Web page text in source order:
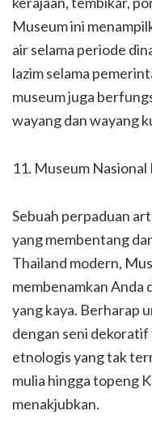
Museum ini
air selama periode
lazim selama
museum juga
wayang dan wayang
11. Museum Nasional
Sebuah perpaduan
yang membentang
Thailand modern,
membenamkan Anda
yang kaya. Berharap
dengan seni
etnologis yang tak
mulia hingga topeng
menakjubkan.